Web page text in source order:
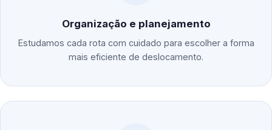
Organização e planejamento
Estudamos cada rota com cuidado para escolher a forma
mais eficiente de deslocamento.